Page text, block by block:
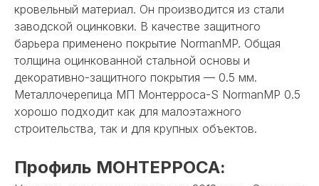
кровельный материал. Он производится из стали
заводской оцинковки. В качестве защитного
барьера применено покрытие NormanMP. Общая
толщина оцинкованной стальной основы и
декоративно-защитного покрытия — 0.5 мм.
Металлочерепица МП Монтерроса-S NormanMP 0.5
хорошо подходит как для малоэтажного
строительства, так и для крупных объектов.
Профиль МОНТЕРРОСА: